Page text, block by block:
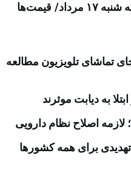
قیمت طلا و سکه شنبه ۱۷ مرداد/ قیمت‌ها
تماشای تلویزیون مطالعه
به دیابت موثرند
اصلاح نظام دارویی
برای همه کشورها